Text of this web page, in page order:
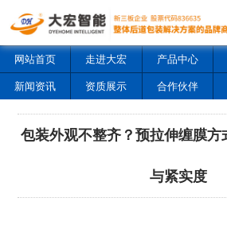
网站首页 走进大宏 产品中心
新闻资讯 资质展示 合作伙伴
包装外观不整齐？预拉伸缠膜方
与紧实度